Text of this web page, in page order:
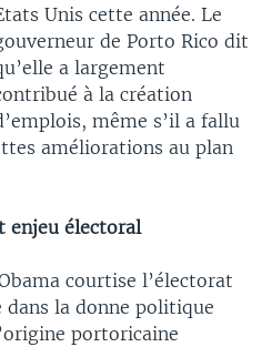
Unis cette année. Le
de Porto Rico dit
a largement
à la création
même s’il a fallu
améliorations au plan
enjeu électoral
courtise l’électorat
dans la donne politique
portoricaine